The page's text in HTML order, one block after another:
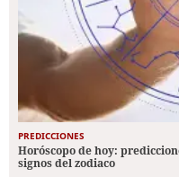
PREDICCIONES
Horóscopo de hoy:
signos del zodiaco